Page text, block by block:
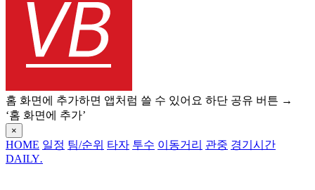
홈 화면에 추가하면 앱처럼 쓸 수 있어요 하단 공유 버튼 →
‘홈 화면에 추가’
×
HOME 일정 팀/순위 타자 투수 이동거리 관중 경기시간
DAILY.